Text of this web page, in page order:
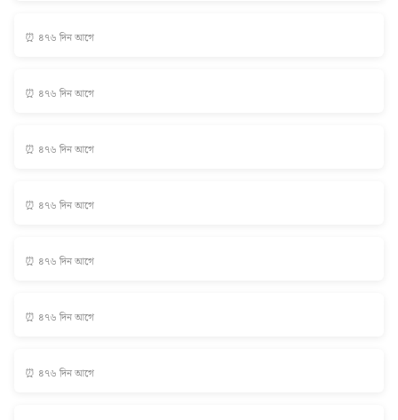
⏰ ৪৭৬ দিন আগে
⏰ ৪৭৬ দিন আগে
⏰ ৪৭৬ দিন আগে
⏰ ৪৭৬ দিন আগে
⏰ ৪৭৬ দিন আগে
⏰ ৪৭৬ দিন আগে
⏰ ৪৭৬ দিন আগে